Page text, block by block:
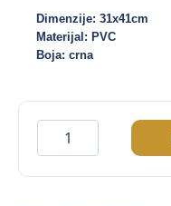
Dimenzije: 31x41cm
Materijal: PVC
Boja: crna
Tacna
za
samoposluživanje